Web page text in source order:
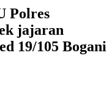
Polres
jajaran
19/105 Bogani